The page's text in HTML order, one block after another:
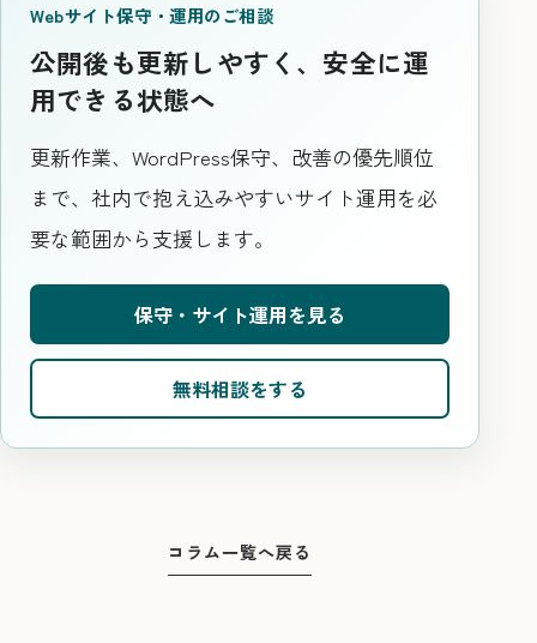
Webサイト保守・運用のご相談
公開後も更新しやすく、安全に運
用できる状態へ
更新作業、WordPress保守、改善の優先順位
まで、社内で抱え込みやすいサイト運用を必
要な範囲から支援します。
保守・サイト運用を見る
無料相談をする
コラム一覧へ戻る